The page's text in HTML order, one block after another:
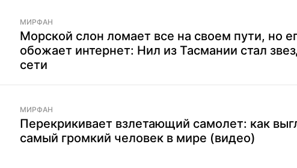
МИРФАН
Морской слон ломает все на своем пути, но
обожает интернет: Нил из Тасмании стал
сети
МИРФАН
Перекрикивает взлетающий самолет: как
самый громкий человек в мире (видео)